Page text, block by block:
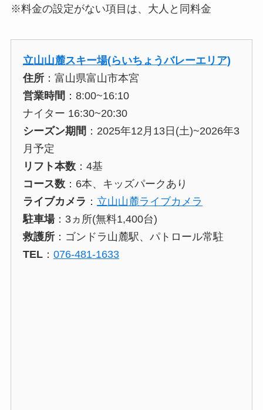
※料金の設定がない項目は、大人と同料金
立山山麓スキー場(らいちょうバレーエリア)
住所：富山県富山市本宮
営業時間 ：8:00~16:10
ナイター 16:30~20:30
シーズン期間 ：2025年12月13日(土)~2026年3
月予定
リフト本数：4基
コース数：6本、キッズパークあり
ライブカメラ ： 立山山麓ライブカメラ
駐車場：3ヵ所(無料1,400台)
救護所：ゴンドラ山麓駅、パトロール常駐
TEL： 076-481-1633